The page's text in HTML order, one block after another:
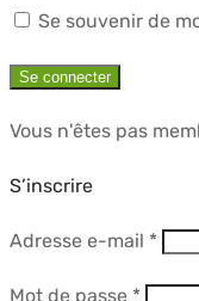
Se souvenir de
Se connecter
Vous n'êtes pas
S’inscrire
Adresse e-mail *
Mot de passe *